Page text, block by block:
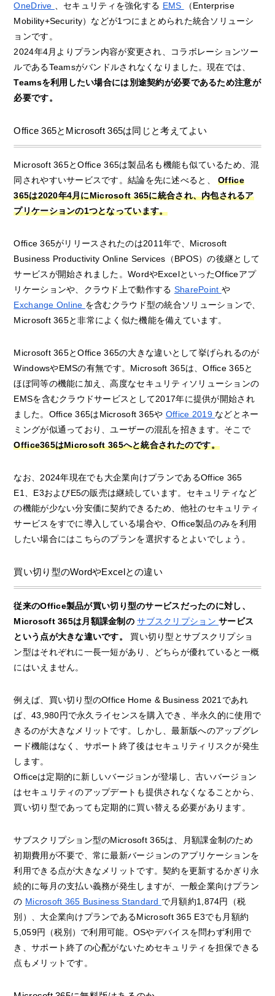
OneDrive 、セキュリティを強化する EMS
（Enterprise
Mobility+Security）などが1つにまとめられた統合ソリューシ
ョンです。
2024年4月よりプラン内容が変更され、コラボレーションツー
ルであるTeamsがバンドルされなくなりました。現在では、
Teamsを利用したい場合には別途契約が必要であるため注意が
必要です。
Office 365とMicrosoft 365は同じと考えてよい
Microsoft 365とOffice 365は製品名も機能も似ているため、混
同されやすいサービスです。結論を先に述べると、Office
365は2020年4月にMicrosoft 365に統合され、内包されるア
プリケーションの1つとなっています。
Office 365がリリースされたのは2011年で、Microsoft
Business Productivity Online Services（BPOS）の後継として
サービスが開始されました。WordやExcelといったOfficeアプ
リケーションや、クラウド上で動作する SharePoint や
Exchange Online を含むクラウド型の統合ソリューションで、
Microsoft 365と非常によく似た機能を備えています。
Microsoft 365とOffice 365の大きな違いとして挙げられるのが
WindowsやEMSの有無です。Microsoft 365は、Office 365と
ほぼ同等の機能に加え、高度なセキュリティソリューションの
EMSを含むクラウドサービスとして2017年に提供が開始され
ました。Office 365はMicrosoft 365や Office 2019 などとネー
ミングが似通っており、ユーザーの混乱を招きます。そこで
Office365はMicrosoft 365へと統合されたのです。
なお、2024年現在でも大企業向けプランであるOffice 365
E1、E3およびE5の販売は継続しています。セキュリティなど
の機能が少ない分安価に契約できるため、他社のセキュリティ
サービスをすでに導入している場合や、Office製品のみを利用
したい場合にはこちらのプランを選択するとよいでしょう。
買い切り型のWordやExcelとの違い
従来のOffice製品が買い切り型のサービスだったのに対し、
Microsoft 365は月額課金制のサブスクリプションサービス
という点が大きな違いです。 買い切り型とサブスクリプショ
ン型はそれぞれに一長一短があり、どちらが優れていると一概
にはいえません。
例えば、買い切り型のOffice Home & Business 2021であれ
ば、43,980円で永久ライセンスを購入でき、半永久的に使用で
きるのが大きなメリットです。しかし、最新版へのアップグレ
ード機能はなく、サポート終了後はセキュリティリスクが発生
します。
Officeは定期的に新しいバージョンが登場し、古いバージョン
はセキュリティのアップデートも提供されなくなることから、
買い切り型であっても定期的に買い替える必要があります。
サブスクリプション型のMicrosoft 365は、月額課金制のため
初期費用が不要で、常に最新バージョンのアプリケーションを
利用できる点が大きなメリットです。契約を更新するかぎり永
続的に毎月の支払い義務が発生しますが、一般企業向けプラン
の Microsoft 365 Business Standard で月額約1,874円（税
別）、大企業向けプランであるMicrosoft 365 E3でも月額約
5,059円（税別）で利用可能。OSやデバイスを問わず利用で
き、サポート終了の心配がないためセキュリティを担保できる
点もメリットです。